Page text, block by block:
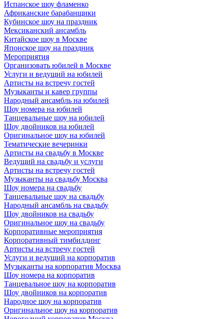
Испанское шоу фламенко
Африканские барабанщики
Кубинское шоу на праздник
Мексиканский ансамбль
Китайское шоу в Москве
Японское шоу на праздник
Мероприятия
Организовать юбилей в Москве
Услуги и ведущий на юбилей
Артисты на встречу гостей
Музыканты и кавер группы
Народный ансамбль на юбилей
Шоу номера на юбилей
Танцевальные шоу на юбилей
Шоу двойников на юбилей
Оригинальное шоу на юбилей
Тематические вечеринки
Артисты на свадьбу в Москве
Ведущий на свадьбу и услуги
Артисты на встречу гостей
Музыканты на свадьбу Москва
Шоу номера на свадьбу
Танцевальные шоу на свадьбу
Народный ансамбль на свадьбу
Шоу двойников на свадьбу
Оригинальное шоу на свадьбу
Корпоративные мероприятия
Корпоративный тимбилдинг
Артисты на встречу гостей
Услуги и ведущий на корпоратив
Музыканты на корпоратив Москва
Шоу номера на корпоратив
Танцевальное шоу на корпоратив
Шоу двойников на корпоратив
Народное шоу на корпоратив
Оригинальное шоу на корпоратив